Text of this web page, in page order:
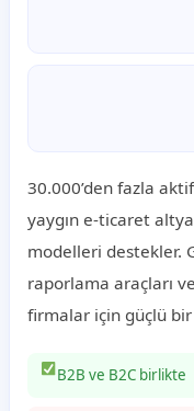
30.000’den fazla
yaygın e-ticaret
modelleri destekler.
raporlama araçları
firmalar için güçlü
B2B ve B2C birlikte